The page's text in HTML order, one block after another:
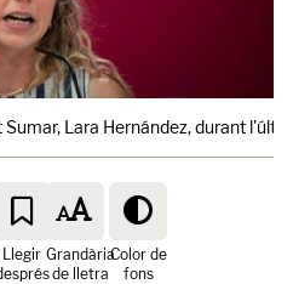
Lara Hernández, durant
Llegir Grandària
de lletra
Color de
fons